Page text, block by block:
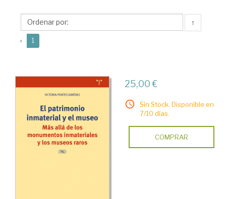
Victoria
↑
« 1
25,00 €
Sin Stock. Disponible en
7/10 días.
COMPRAR